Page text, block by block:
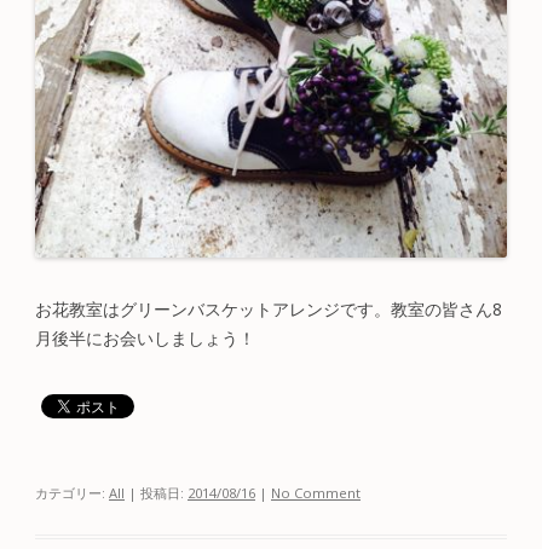
お花教室はグリーンバスケットアレンジです。教室の皆さん8
月後半にお会いしましょう！
カテゴリー: All | 投稿日: 2014/08/16 | No Comment